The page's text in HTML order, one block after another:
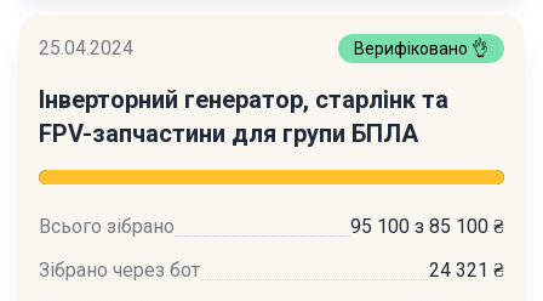
25.04.2024 Верифіковано 👌
Інверторний генератор, старлінк та
FPV-запчастини для групи БПЛА
Всього зібрано
95 100 з 85 100 ₴
Зібрано через бот
24 321 ₴